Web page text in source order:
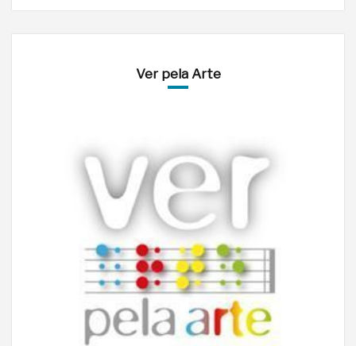
Ver pela Arte